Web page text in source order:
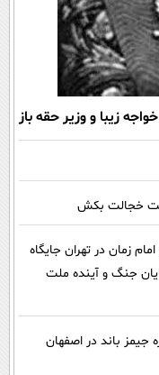
زیبا و وزیر حقه باز
خجالت بکش
زمان در تهران جایگاه
جنگ و آینده ملت
جیمز باند در اصفهان